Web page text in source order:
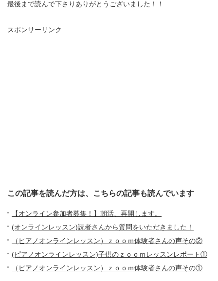
最後まで読んで下さりありがとうございました！！
スポンサーリンク
この記事を読んだ方は、こちらの記事も読んでいます
【オンライン参加者募集！】朝活、再開します。
(オンラインレッスン)読者さんから質問をいただきました！
（ピアノオンラインレッスン）ｚｏｏｍ体験者さんの声その②
(ピアノオンラインレッスン)子供のｚｏｏｍレッスンレポート①
（ピアノオンラインレッスン）ｚｏｏｍ体験者さんの声その①